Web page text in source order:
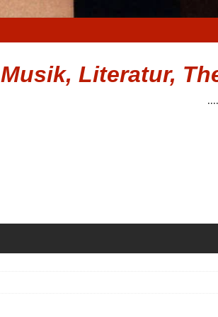
Musik, Literatur,